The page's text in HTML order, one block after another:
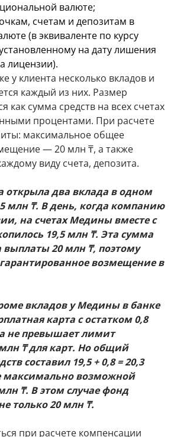
валюте;
счетам и депозитам в
(в эквиваленте по курсу
на дату лишения
лицензии).
у клиента несколько вкладов и
каждый из них. Размер
как сумма средств на всех счетах
процентами. При расчете
максимальное общее
— 20 млн ₸, а также
виду счета, депозита.
два вклада в одном
млн ₸. В день, когда компанию
на счетах Медины вместе с
19,5 млн ₸. Эта сумма
20 млн ₸, поэтому
возмещение в
вкладов у Медины в банке
карта с остатком 0,8
не превышает лимит
₸ для карт. Но общий
составил 19,5 + 0,8 = 20,3
максимально возможной
₸. В этом случае фонд
только 20 млн ₸.
при расчете компенсации